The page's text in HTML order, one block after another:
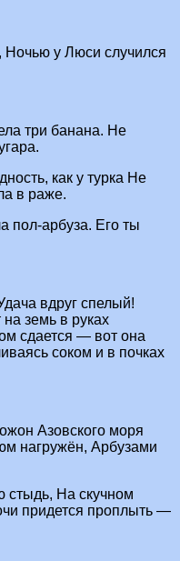
Ночью у Люси случился
три банана. Не
как у турка Не
в раже.
пол-арбуза. Его ты
вдруг спелый!
земь в руках
сдается — вот она
соком и в почках
Азовского моря
нагружён, Арбузами
стыдь, На скучном
придется проплыть —